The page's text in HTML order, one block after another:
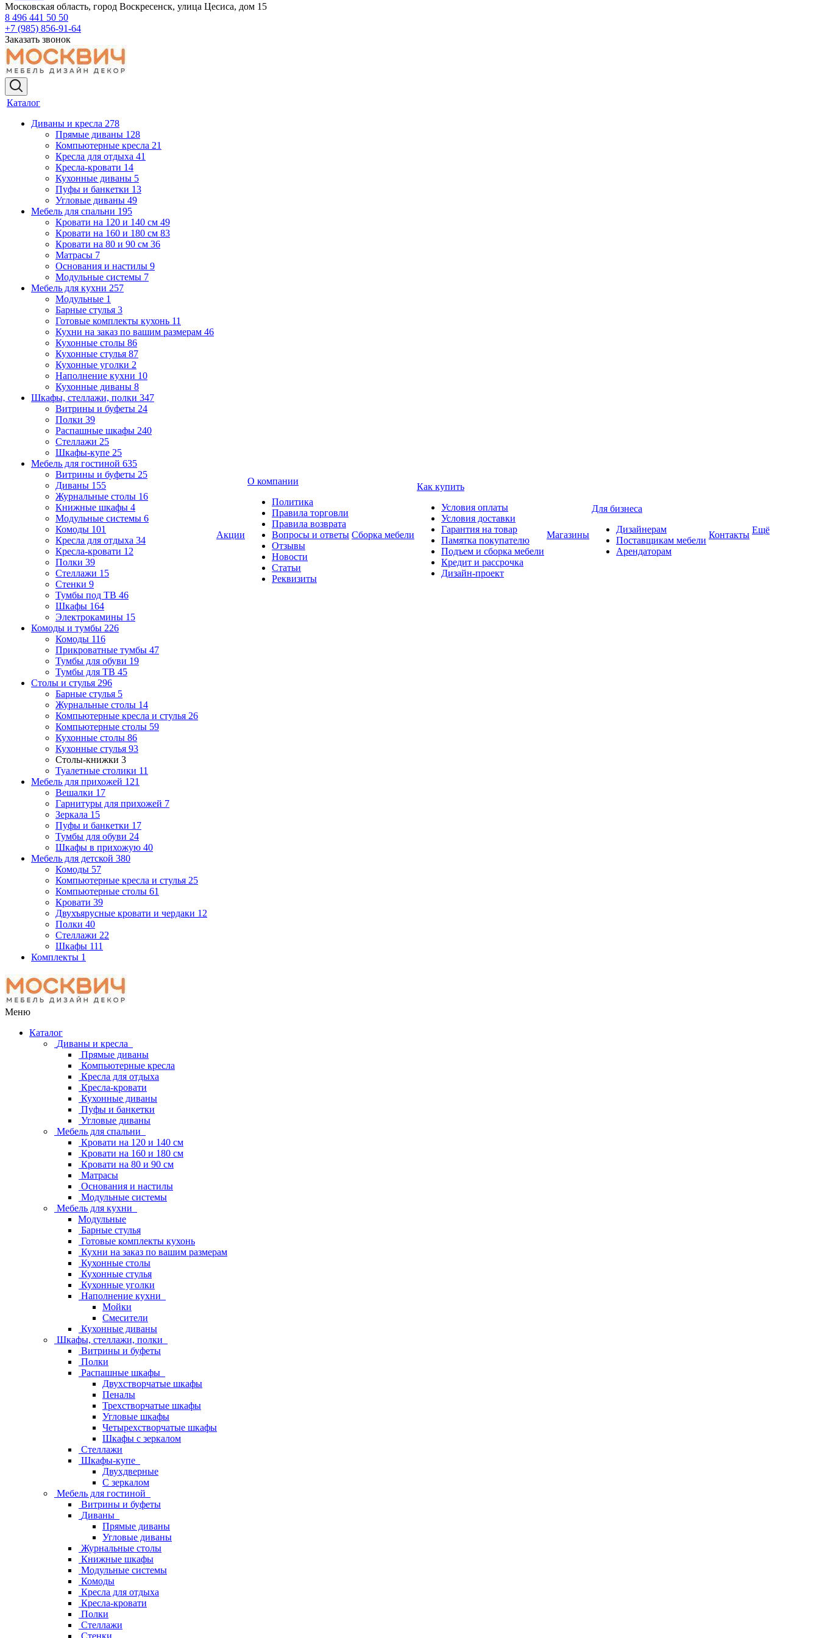
Московская область, город Воскресенск, улица Цесиса, дом 15
8 496 441 50 50
+7 (985) 856-91-64
Заказать звонок
Каталог
Диваны и кресла 278
Прямые диваны 128
Компьютерные кресла 21
Кресла для отдыха 41
Кресла-кровати 14
Кухонные диваны 5
Пуфы и банкетки 13
Угловые диваны 49
Мебель для спальни 195
Кровати на 120 и 140 см 49
Кровати на 160 и 180 см 83
Кровати на 80 и 90 см 36
Матрасы 7
Основания и настилы 9
Модульные системы 7
Мебель для кухни 257
Модульные 1
Барные стулья 3
Готовые комплекты кухонь 11
Кухни на заказ по вашим размерам 46
Кухонные столы 86
Кухонные стулья 87
Кухонные уголки 2
Наполнение кухни 10
Кухонные диваны 8
Шкафы, стеллажи, полки 347
Витрины и буфеты 24
Полки 39
Распашные шкафы 240
Стеллажи 25
Шкафы-купе 25
Мебель для гостиной 635
Витрины и буфеты 25
Диваны 155
Журнальные столы 16
Книжные шкафы 4
Модульные системы 6
Комоды 101
Кресла для отдыха 34
Кресла-кровати 12
Полки 39
Стеллажи 15
Стенки 9
Тумбы под ТВ 46
Шкафы 164
Электрокамины 15
Комоды и тумбы 226
Комоды 116
Прикроватные тумбы 47
Тумбы для обуви 19
Тумбы для ТВ 45
Столы и стулья 296
Барные стулья 5
Журнальные столы 14
Компьютерные кресла и стулья 26
Компьютерные столы 59
Кухонные столы 86
Кухонные стулья 93
Столы-книжки 3
Туалетные столики 11
Мебель для прихожей 121
Вешалки 17
Гарнитуры для прихожей 7
Зеркала 15
Пуфы и банкетки 17
Тумбы для обуви 24
Шкафы в прихожую 40
Мебель для детской 380
Комоды 57
Компьютерные кресла и стулья 25
Компьютерные столы 61
Кровати 39
Двухъярусные кровати и чердаки 12
Полки 40
Стеллажи 22
Шкафы 111
Комплекты 1
Акции
О компании
Политика
Правила торговли
Правила возврата
Вопросы и ответы
Отзывы
Новости
Статьи
Реквизиты
Сборка мебели
Как купить
Условия оплаты
Условия доставки
Гарантия на товар
Памятка покупателю
Подъем и сборка мебели
Кредит и рассрочка
Дизайн-проект
Магазины
Для бизнеса
Дизайнерам
Поставщикам мебели
Арендаторам
Контакты Ещё
Меню
Каталог
Диваны и кресла
Прямые диваны
Компьютерные кресла
Кресла для отдыха
Кресла-кровати
Кухонные диваны
Пуфы и банкетки
Угловые диваны
Мебель для спальни
Кровати на 120 и 140 см
Кровати на 160 и 180 см
Кровати на 80 и 90 см
Матрасы
Основания и настилы
Модульные системы
Мебель для кухни
Модульные
Барные стулья
Готовые комплекты кухонь
Кухни на заказ по вашим размерам
Кухонные столы
Кухонные стулья
Кухонные уголки
Наполнение кухни
Мойки
Смесители
Кухонные диваны
Шкафы, стеллажи, полки
Витрины и буфеты
Полки
Распашные шкафы
Двухстворчатые шкафы
Пеналы
Трехстворчатые шкафы
Угловые шкафы
Четырехстворчатые шкафы
Шкафы с зеркалом
Стеллажи
Шкафы-купе
Двухдверные
С зеркалом
Мебель для гостиной
Витрины и буфеты
Диваны
Прямые диваны
Угловые диваны
Журнальные столы
Книжные шкафы
Модульные системы
Комоды
Кресла для отдыха
Кресла-кровати
Полки
Стеллажи
Стенки